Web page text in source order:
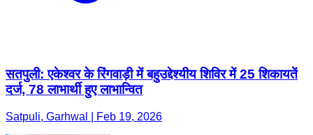
सतपुली: एकेश्वर के रिंगवाड़ी में बहुउद्देश्यीय शिविर में 25 शिकायतें
दर्ज, 78 लाभार्थी हुए लाभान्वित
Satpuli, Garhwal | Feb 19, 2026